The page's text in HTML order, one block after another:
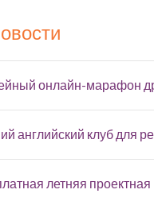
онлайн-марафон
английский клуб для
летняя